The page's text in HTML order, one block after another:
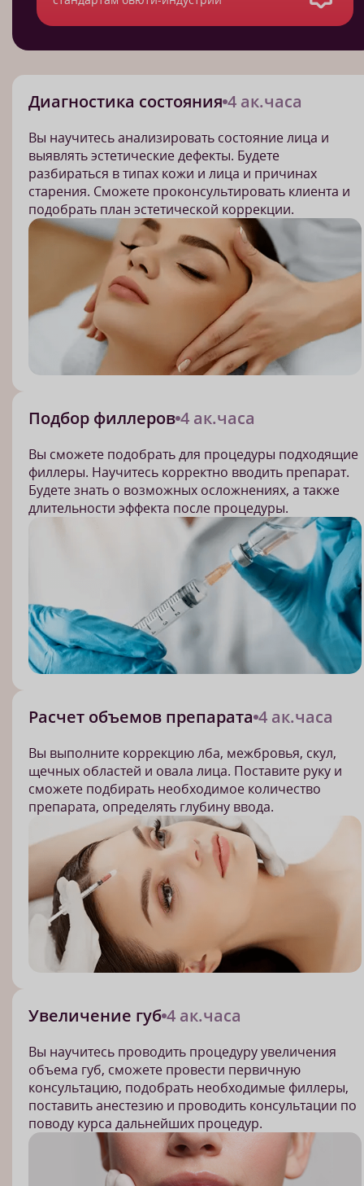
Диагностика состояния 4 ак.часа
Вы научитесь анализировать состояние лица и
выявлять эстетические дефекты. Будете
разбираться в типах кожи и лица и причинах
старения. Сможете проконсультировать клиента и
подобрать план эстетической коррекции.
Подбор филлеров 4 ак.часа
Вы сможете подобрать для процедуры подходящие
филлеры. Научитесь корректно вводить препарат.
Будете знать о возможных осложнениях, а также
длительности эффекта после процедуры.
Расчет объемов препарата 4 ак.часа
Вы выполните коррекцию лба, межбровья, скул,
щечных областей и овала лица. Поставите руку и
сможете подбирать необходимое количество
препарата, определять глубину ввода.
Увеличение губ 4 ак.часа
Вы научитесь проводить процедуру увеличения
объема губ, сможете провести первичную
консультацию, подобрать необходимые филлеры,
поставить анестезию и проводить консультации по
поводу курса дальнейших процедур.